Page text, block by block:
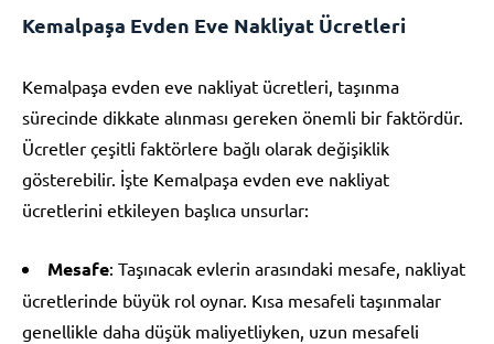
Kemalpaşa Evden Eve Nakliyat Ücretleri
Kemalpaşa evden eve nakliyat ücretleri, taşınma
sürecinde dikkate alınması gereken önemli bir faktördür.
Ücretler çeşitli faktörlere bağlı olarak değişiklik
gösterebilir. İşte Kemalpaşa evden eve nakliyat
ücretlerini etkileyen başlıca unsurlar:
Mesafe: Taşınacak evlerin arasındaki mesafe, nakliyat
ücretlerinde büyük rol oynar. Kısa mesafeli taşınmalar
genellikle daha düşük maliyetliyken, uzun mesafeli